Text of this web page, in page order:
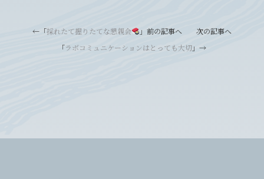
←「採れたて握りたてな懇親会
」前の記事へ 次の記事へ
「ラボコミュニケーションはとっても大切」→